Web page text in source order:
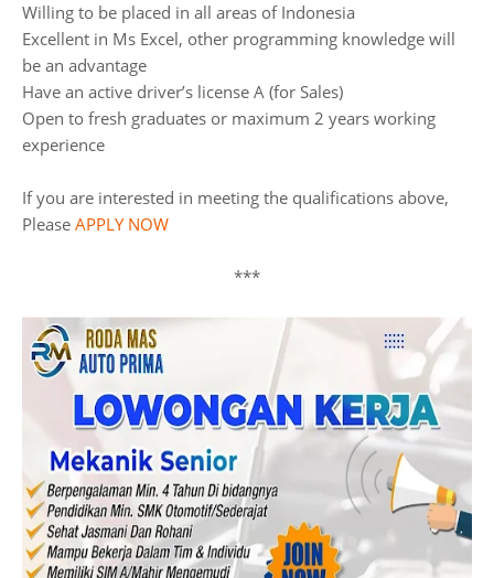
Willing to be placed in all areas of Indonesia
Excellent in Ms Excel, other programming knowledge will
be an advantage
Have an active driver’s license A (for Sales)
Open to fresh graduates or maximum 2 years working
experience
If you are interested in meeting the qualifications above,
Please APPLY NOW
***